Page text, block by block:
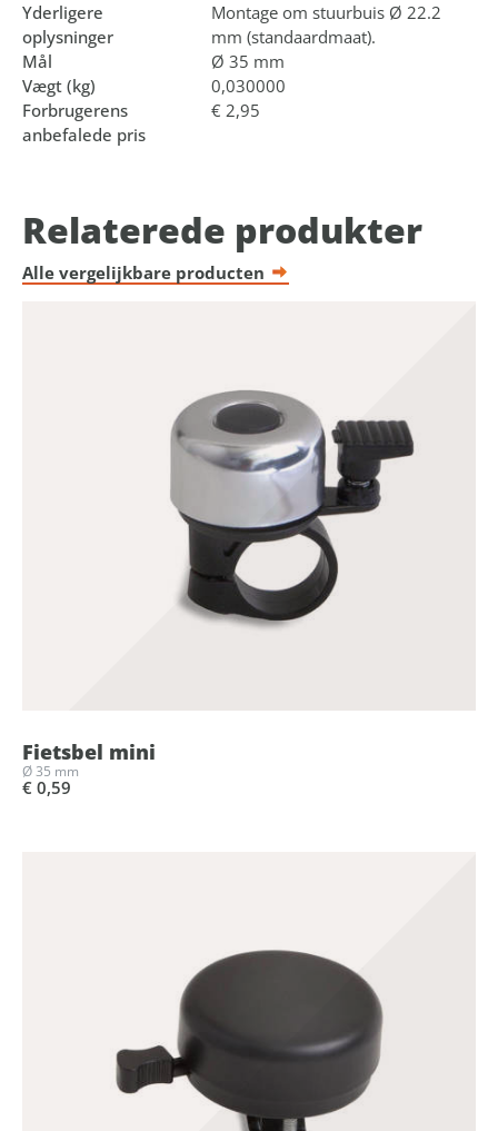
Yderligere
oplysninger
Montage om stuurbuis Ø 22.2
mm (standaardmaat).
Mål
Ø 35 mm
Vægt (kg)
0,030000
Forbrugerens
anbefalede pris
€ 2,95
Relaterede produkter
Alle vergelijkbare producten
Fietsbel mini
Ø 35 mm
€ 0,59